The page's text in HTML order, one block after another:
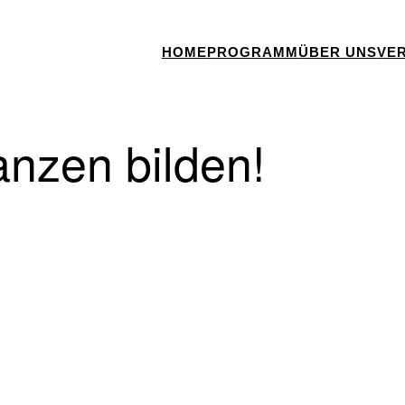
HOMEPROGRAMMÜBER UNS
bilden!